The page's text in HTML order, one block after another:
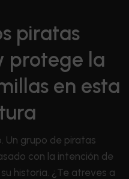
piratas
protege la
en esta
Un grupo de piratas
con la intención de
historia. ¿Te atreves a